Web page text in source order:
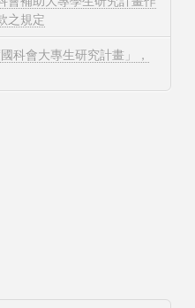
之規定
科會大專生研究計畫」，